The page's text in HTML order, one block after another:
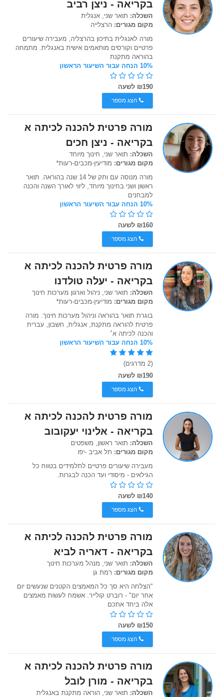
בקריאה - ניצן רביב
השכלה: תואר שני, אנגלית
מקום מגורים: הרצלייה
מורה לאנגלית בתיכון בהרצליה, מעבירה שיעורים
פרטיים וקורסים מותאמים אישית באנגלית. מתמחה
בהוראה מתקנת
10% הנחה עבור השיעור הראשון
₪190 לשעה
הצג מספר
מורה פרטית להכנה לכיתה א
בקריאה - ניצן חכים
השכלה: תואר שני, חינוך מיוחד
מקום מגורים: מודיעין-מכבים-רעות*
מורה מנוסה עם ותק של 14 שנה בהוראה. תואר
ראשון ושני בחינוך מיוחד, ליווי לאורך השנה והכנה
למבחנים
10% הנחה עבור השיעור הראשון
₪160 לשעה
הצג מספר
מורה פרטית להכנה לכיתה א
בקריאה - יעלה טולדנו
השכלה: תואר שני, ניהול וארגון מערכות חינוך
מקום מגורים: מודיעין-מכבים-רעות*
בוגרת תואר בהוראה וניהול מערכות חינוך. מורה
פרטית להוראה מתקנת, אנגלית, חשבון, עברית
והכנה לכיתה א׳
10% הנחה עבור השיעור הראשון
(2 מדרגים)
₪190 לשעה
הצג מספר
מורה פרטית להכנה לכיתה א
בקריאה - אלינוי יעקובוב
השכלה: תואר ראשון, משפטים
מקום מגורים: תל אביב -יפו
מעבירה שיעורים פרטיים לתלמידים בטווח כל
הגילאים - מיסודי ועד הכנה לבגרות.
₪140 לשעה
הצג מספר
מורה פרטית להכנה לכיתה א
בקריאה - דאריה לביא
השכלה: תואר שני, מנהל מערכות חינוך
מקום מגורים: רמת גן
"הצלחה היא סך כל המאמצים הקטנים שנעשים יום
אחר יום" - רוברט קולייר. אשמח לעשות מאמצים
אלה ביחד אתכם
₪150 לשעה
הצג מספר
מורה פרטית להכנה לכיתה א
בקריאה - מורן לובל
השכלה: תואר שני, הוראה מתקנת באנגלית